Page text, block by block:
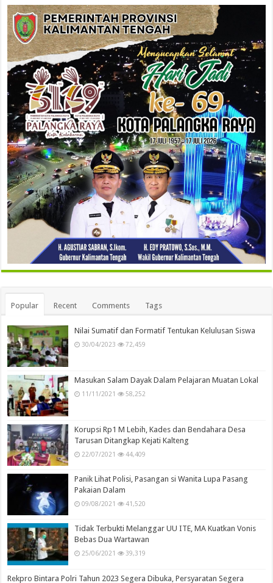
Popular Recent Comments Tags
Nilai Sumatif dan Formatif Tentukan Kelulusan Siswa
30/04/2023 72,459
Masukan Salam Dayak Dalam Pelajaran Muatan Lokal
11/11/2021 58,252
Korupsi Rp1 M Lebih, Kades dan Bendahara Desa
Tarusan Ditangkap Kejati Kalteng
22/07/2021 44,409
Panik Lihat Polisi, Pasangan si Wanita Lupa Pasang
Pakaian Dalam
09/08/2021 41,520
Tidak Terbukti Melanggar UU ITE, MA Kuatkan Vonis
Bebas Dua Wartawan
25/06/2021 39,319
Rekpro Bintara Polri Tahun 2023 Segera Dibuka, Persyaratan Segera